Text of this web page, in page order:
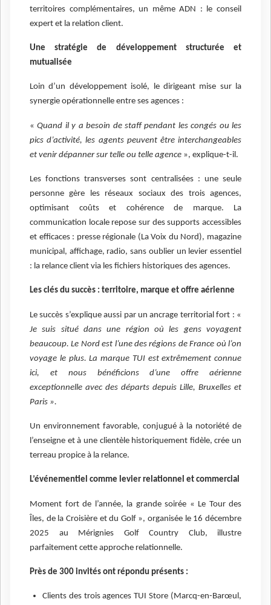
territoires complémentaires, un même ADN : le conseil
expert et la relation client.
Une stratégie de développement structurée et
mutualisée
Loin d’un développement isolé, le dirigeant mise sur la
synergie opérationnelle entre ses agences :
«Quand il y a besoin de staff pendant les congés ou les
pics d’activité, les agents peuvent être interchangeables
et venir dépanner sur telle ou telle agence », explique-t-il.
Les fonctions transverses sont centralisées : une seule
personne gère les réseaux sociaux des trois agences,
optimisant coûts et cohérence de marque. La
communication locale repose sur des supports accessibles
et efficaces : presse régionale (La Voix du Nord), magazine
municipal, affichage, radio, sans oublier un levier essentiel
: la relance client via les fichiers historiques des agences.
Les clés du succès : territoire, marque et offre aérienne
Le succès s’explique aussi par un ancrage territorial fort : «
Je suis situé dans une région où les gens voyagent
beaucoup. Le Nord est l’une des régions de France où l’on
voyage le plus. La marque TUI est extrêmement connue
ici, et nous bénéficions d’une offre aérienne
exceptionnelle avec des départs depuis Lille, Bruxelles et
Paris ».
Un environnement favorable, conjugué à la notoriété de
l’enseigne et à une clientèle historiquement fidèle, crée un
terreau propice à la relance.
L’événementiel comme levier relationnel et commercial
Moment fort de l’année, la grande soirée « Le Tour des
Îles, de la Croisière et du Golf », organisée le 16 décembre
2025 au Mérignies Golf Country Club, illustre
parfaitement cette approche relationnelle.
Près de 300 invités ont répondu présents :
Clients des trois agences TUI Store (Marcq-en-Barœul,